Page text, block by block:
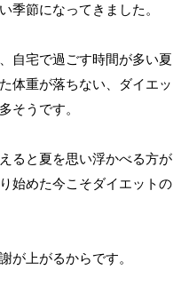
季節になってきました。
自宅で過ごす時間が多い夏
体重が落ちない、ダイエッ
そうです。
ると夏を思い浮かべる方が
始めた今こそダイエットの
が上がるからです。